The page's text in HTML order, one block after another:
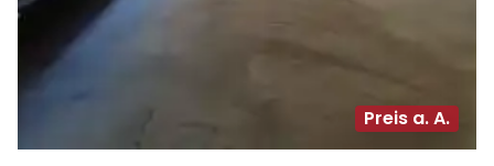
Preis a. A.